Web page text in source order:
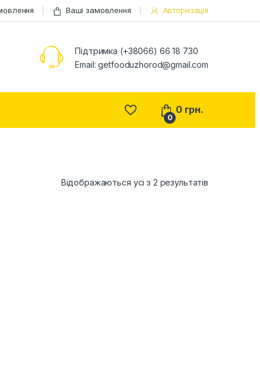
Ваші замовлення Авторизація
Підтримка (+38066) 66 18 730
Email:getfooduzhorod@gmail.com
0
0 грн.
Відображаються усі з 2 результатів